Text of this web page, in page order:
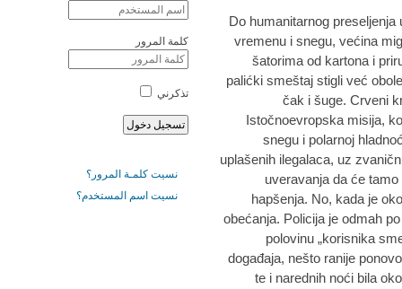
Do humanitarnog
vremenu i snegu, većina
šatorima od kartona i
palićki smeštaj stigli već
čak i šuge. Crveni
Istočnoevropska misija,
snegu i polarnoj
uplašenih ilegalaca, uz
uveravanja da će
hapšenja. No, kada je
obećanja. Policija je odmah
polovinu „korisnika
događaja, nešto ranije
te i narednih noći bila
كلمة المرور
تذكرني
نسيت كلمـة المرور؟
نسيت اسم المستخدم؟